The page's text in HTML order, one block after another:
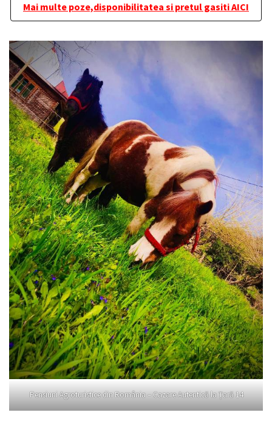
Mai multe poze,disponibilitatea si pretul gasiti AICI
Pensiuni Agroturistice din România – Cazare Autentică la Țară 14